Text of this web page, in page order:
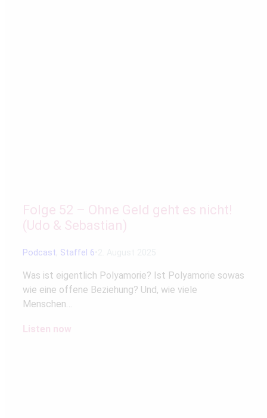
Folge 52 – Ohne Geld geht es nicht!
(Udo & Sebastian)
Podcast Staffel 6
Was ist eigentlich Polyamorie? Ist Polyamorie sowas
wie eine offene Beziehung? Und, wie viele
Menschen…
Listen now